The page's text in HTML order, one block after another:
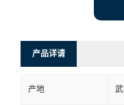
产品详请
产地